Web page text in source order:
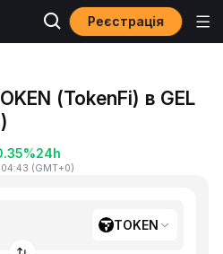
Реєстрація
(TokenFi) в GEL
24h
(GMT+0)
TOKEN